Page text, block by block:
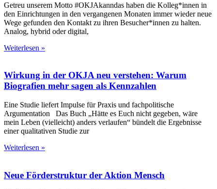
Getreu unserem Motto #OKJAkanndas haben die Kolleg*innen in
den Einrichtungen in den vergangenen Monaten immer wieder neue
Wege gefunden den Kontakt zu ihren Besucher*innen zu halten.
Analog, hybrid oder digital,
Weiterlesen »
Wirkung in der OKJA neu verstehen: Warum
Biografien mehr sagen als Kennzahlen
Eine Studie liefert Impulse für Praxis und fachpolitische
Argumentation Das Buch „Hätte es Euch nicht gegeben, wäre
mein Leben (vielleicht) anders verlaufen“ bündelt die Ergebnisse
einer qualitativen Studie zur
Weiterlesen »
Neue Förderstruktur der Aktion Mensch